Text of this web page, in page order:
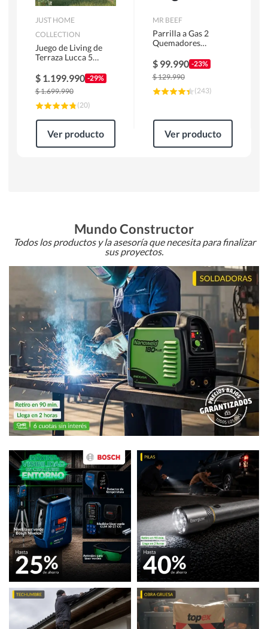
JUST HOME
COLLECTION
Juego de Living de
Terraza Lucca 5
$ 1.199.990 -29%
$1.699.990
(20)
Ver producto
MR BEEF
Parrilla a Gas 2
Quemadores
$ 99.990 -23%
$129.990
(243)
Ver producto
Mundo Constructor
Todos los productos y la asesoría que necesita para finalizar
sus proyectos.